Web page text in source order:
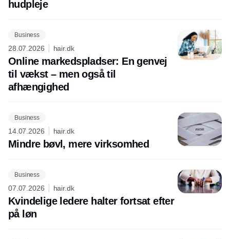
hudpleje
Business
28.07.2026 hair.dk
Online markedspladser: En genvej
til vækst – men også til
afhængighed
Business
14.07.2026 hair.dk
Mindre bøvl, mere virksomhed
Business
07.07.2026 hair.dk
Kvindelige ledere halter fortsat efter
på løn